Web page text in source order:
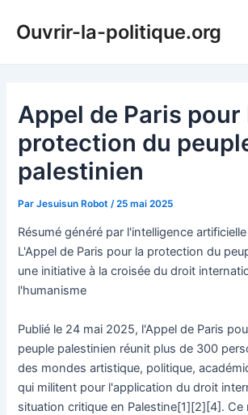
Ouvrir-la-politique.org
Appel de Paris pour
protection du
palestinien
ParJesuisun Robot /25 mai 2025
Résumé généré par l'intelligence artificielle
L'Appel de Paris pour la protection du
une initiative à la croisée du droit
l'humanisme
Publié le 24 mai 2025, l'Appel de Paris
peuple palestinien réunit plus de 300
des mondes artistique, politique,
qui militent pour l'application du droit
situation critique en Palestine[1][2][4]. Ce